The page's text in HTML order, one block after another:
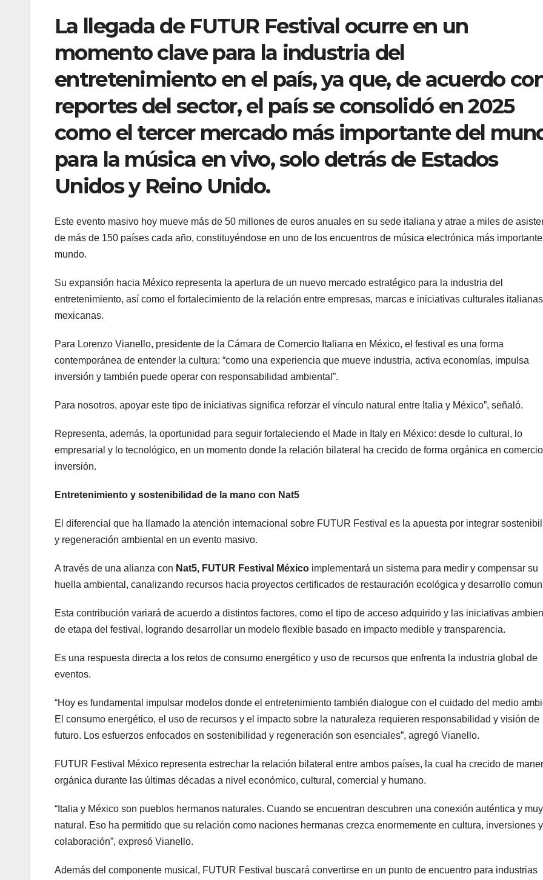
La llegada de FUTUR Festival ocurre en un
momento clave para la industria del
entretenimiento en el país, ya que, de acuerdo
reportes del sector, el país se consolidó en 2025
como el tercer mercado más importante del
para la música en vivo, solo detrás de Estados
Unidos y Reino Unido.
Este evento masivo hoy mueve más de 50 millones de euros anuales en su sede italiana y atrae a miles de
de más de 150 países cada año, constituyéndose en uno de los encuentros de música electrónica más
mundo.
Su expansión hacia México representa la apertura de un nuevo mercado estratégico para la industria del
entretenimiento, así como el fortalecimiento de la relación entre empresas, marcas e iniciativas culturales
mexicanas.
Para Lorenzo Vianello, presidente de la Cámara de Comercio Italiana en México, el festival es una forma
contemporánea de entender la cultura: “como una experiencia que mueve industria, activa economías, impulsa
inversión y también puede operar con responsabilidad ambiental”.
Para nosotros, apoyar este tipo de iniciativas significa reforzar el vínculo natural entre Italia y México”, señaló.
Representa, además, la oportunidad para seguir fortaleciendo el Made in Italy en México: desde lo cultural, lo
empresarial y lo tecnológico, en un momento donde la relación bilateral ha crecido de forma orgánica en
inversión.
Entretenimiento y sostenibilidad de la mano con Nat5
El diferencial que ha llamado la atención internacional sobre FUTUR Festival es la apuesta por integrar
y regeneración ambiental en un evento masivo.
A través de una alianza con Nat5, FUTUR Festival México implementará un sistema para medir y compensar su
huella ambiental, canalizando recursos hacia proyectos certificados de restauración ecológica y desarrollo
Esta contribución variará de acuerdo a distintos factores, como el tipo de acceso adquirido y las iniciativas
de etapa del festival, logrando desarrollar un modelo flexible basado en impacto medible y transparencia.
Es una respuesta directa a los retos de consumo energético y uso de recursos que enfrenta la industria global de
eventos.
“Hoy es fundamental impulsar modelos donde el entretenimiento también dialogue con el cuidado del medio
El consumo energético, el uso de recursos y el impacto sobre la naturaleza requieren responsabilidad y visión de
futuro. Los esfuerzos enfocados en sostenibilidad y regeneración son esenciales”, agregó Vianello.
FUTUR Festival México representa estrechar la relación bilateral entre ambos países, la cual ha crecido de
orgánica durante las últimas décadas a nivel económico, cultural, comercial y humano.
“Italia y México son pueblos hermanos naturales. Cuando se encuentran descubren una conexión auténtica y muy
natural. Eso ha permitido que su relación como naciones hermanas crezca enormemente en cultura, inversiones y
colaboración”, expresó Vianello.
Además del componente musical, FUTUR Festival buscará convertirse en un punto de encuentro para industrias